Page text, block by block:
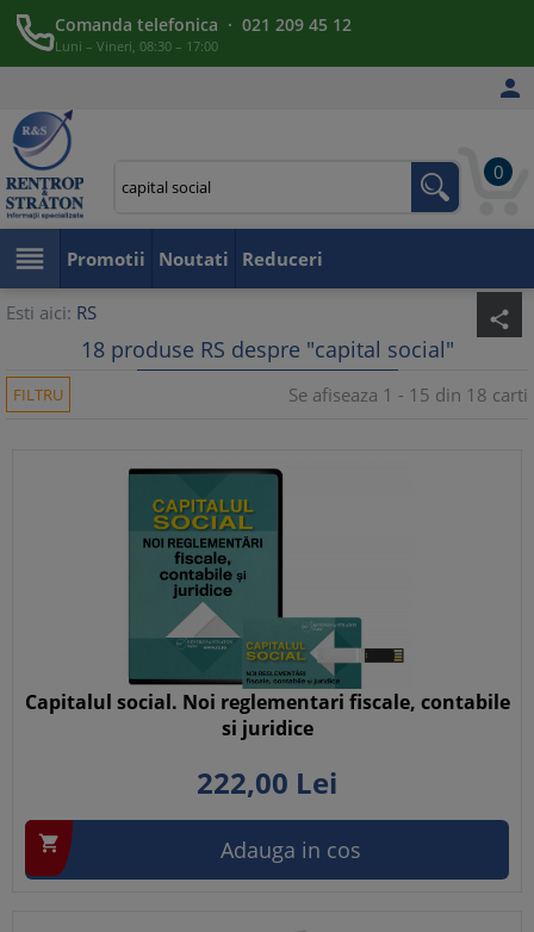
Comanda telefonica · 021 209 45 12
Luni – Vineri, 08:30 – 17:00

0
 Promotii Noutati Reduceri
Esti aici: RS share
18 produse RS despre "capital social"
FILTRU Se afiseaza 1 - 15 din 18 carti
Capitalul social. Noi reglementari fiscale, contabile
si juridice
222,00 Lei
 Adauga in cos